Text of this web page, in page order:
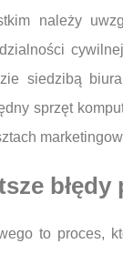
należy
siedzibą
sprzęt
to proces,